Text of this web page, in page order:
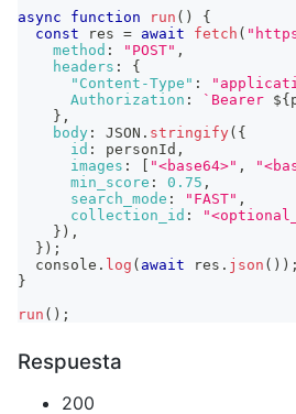
async
function run ( )
{
const res = await fetch (
method : "POST" ,
headers :
{
"Content-Type" :
Authorization : ` Bearer ${
} ,
body : JSON . stringify( {
id : personId ,
images : "<base64>" ,
min_score : 0.75 ,
search_mode : "FAST" ,
collection_id :
} ) ,
} ) ;
console . log ( await res . json ( ) ) ;
}
run ( ) ;
Respuesta
200